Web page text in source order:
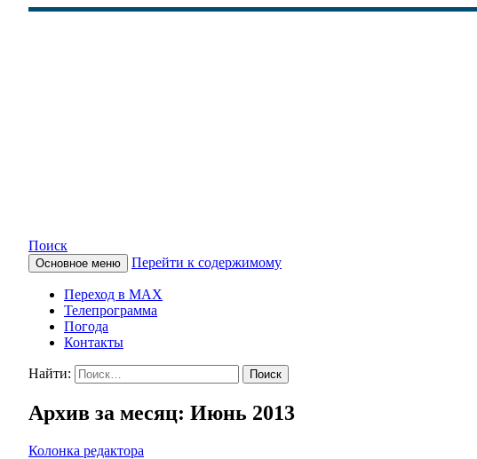
КАМЧАТСКОЕ
Поиск
Основное меню Перейти к содержимому
Переход в MAX
Телепрограмма
Погода
Контакты
Найти:
Архив за месяц: Июнь 2013
Колонка редактора